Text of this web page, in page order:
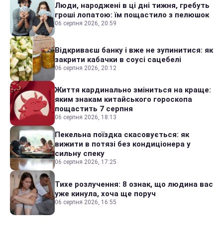
Люди, народжені в ці дні тижня, гребуть
гроші лопатою: їм пощастило з пелюшок
06 серпня 2026, 20:59
Відкриваєш банку і вже не зупинитися: як
закрити кабачки в соусі сацебелі
06 серпня 2026, 20:12
Життя кардинально зміниться на краще:
яким знакам китайського гороскопа
пощастить 7 серпня
06 серпня 2026, 18:13
Пекельна поїздка скасовується: як
вижити в потязі без кондиціонера у
сильну спеку
06 серпня 2026, 17:25
Тихе розлучення: 8 ознак, що людина вас
уже кинула, хоча ще поруч
06 серпня 2026, 16:55